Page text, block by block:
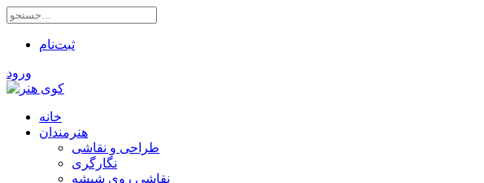
ثبت‌نام
ورود
خانه
هنرمندان
طراحی و نقاشی
نگارگری
نقاشی روی شیشه